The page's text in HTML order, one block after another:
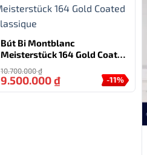
Bút Bi Montblanc
Meisterstück 164 Gold Coated
Classique
10.700.000₫
-11%
9.500.000₫